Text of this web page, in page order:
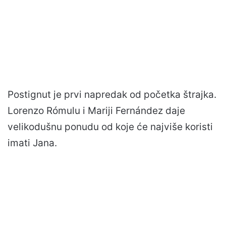
Postignut je prvi napredak od početka štrajka.
Lorenzo Rómulu i Mariji Fernández daje
velikodušnu ponudu od koje će najviše koristi
imati Jana.